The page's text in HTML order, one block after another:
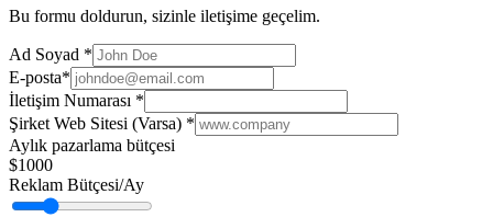
Bu formu doldurun, sizinle iletişime geçelim.
Ad Soyad *
E-posta*
İletişim Numarası *
Şirket Web Sitesi (Varsa) *
Aylık pazarlama bütçesi
$1000
Reklam Bütçesi/Ay